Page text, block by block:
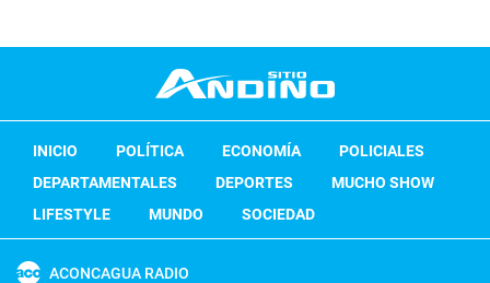
INICIO POLÍTICA ECONOMÍA
POLICIALES
DEPARTAMENTALES
DEPORTES
MUCHO SHOW
LIFESTYLE
MUNDO SOCIEDAD
ACONCAGUA RADIO